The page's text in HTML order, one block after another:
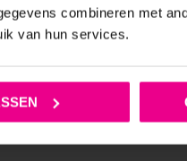
combineren met
van hun services.